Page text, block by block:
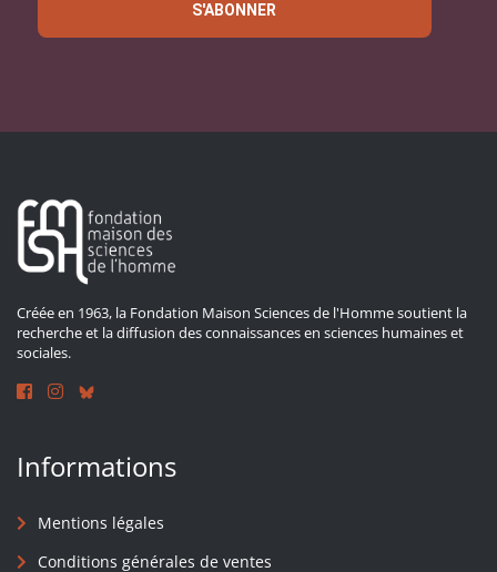
S'ABONNER
Créée en 1963, la Fondation Maison Sciences de l'Homme soutient la
recherche et la diffusion des connaissances en sciences humaines et
sociales.
Informations
Mentions légales
Conditions générales de ventes